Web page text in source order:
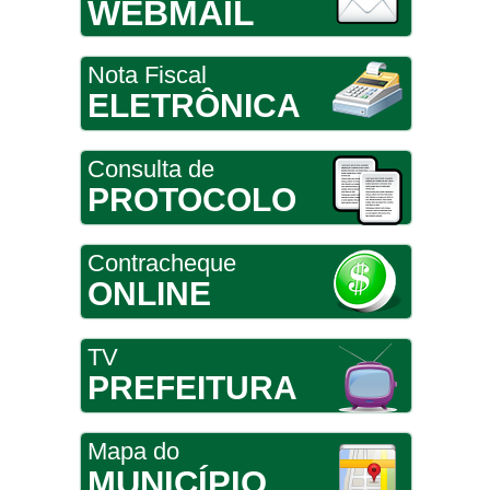
WEBMAIL
Nota Fiscal
ELETRÔNICA
Consulta de
PROTOCOLO
Contracheque
ONLINE
TV
PREFEITURA
Mapa do